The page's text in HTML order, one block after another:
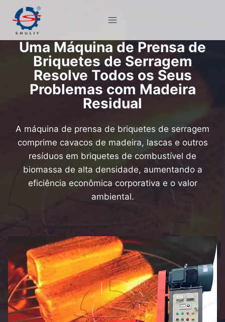
para
ConteúdoUma Máquina de Prensa de
Briquetes de Serragem
Resolve Todos os Seus
Problemas com Madeira
Residual
A máquina de prensa de briquetes de serragem
comprime cavacos de madeira, lascas e outros
resíduos em briquetes de combustível de
biomassa de alta densidade, aumentando a
eficiência econômica corporativa e o valor
ambiental.